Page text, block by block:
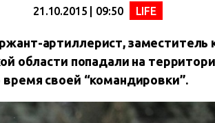
21.10.2015 | 09:50 LIFE
артиллерист, заместитель
области попадали на
своей “командировки”.